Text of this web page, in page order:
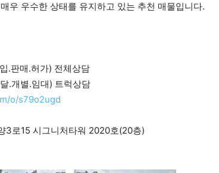
우 우수한 상태를 유지하고 있는 추천 매물입니다.
.판매.허가) 전체상담
.개별.임대) 트럭상담
o/s79o2ugd
3로15 시그니처타워 2020호(20층)